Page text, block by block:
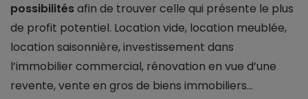
possibilitésafin de trouver celle qui présente le plus
de profit potentiel. Location vide, location meublée,
location saisonnière, investissement dans
l’immobilier commercial, rénovation en vue d’une
revente, vente en gros de biens immobiliers...